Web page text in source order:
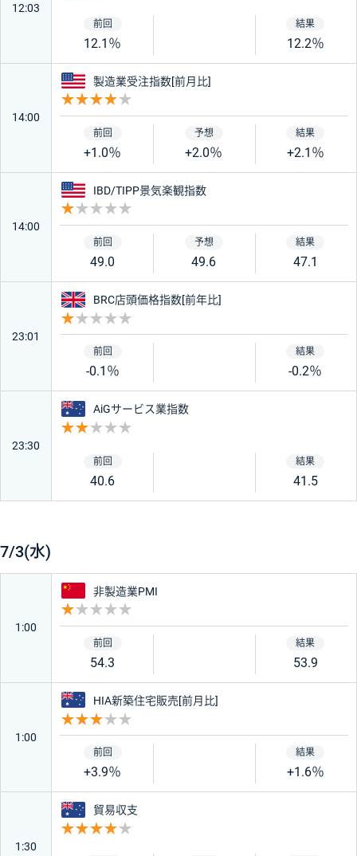
12:03
12.1％ 12.2％
14:00
アメリカ
製造業受注指数[前月比]
+1.0％ +2.0％ +2.1％
14:00
アメリカ
IBD/TIPP景気楽観指数
49.0 49.6 47.1
23:01
イギリス
BRC店頭価格指数[前年比]
-0.1％ -0.2％
23:30
オーストラリア
AiGサービス業指数
40.6 41.5
7/3(水)
1:00
中国
非製造業PMI
54.3 53.9
1:00
オーストラリア
HIA新築住宅販売[前月比]
+3.9％ +1.6％
1:30
オーストラリア
貿易収支